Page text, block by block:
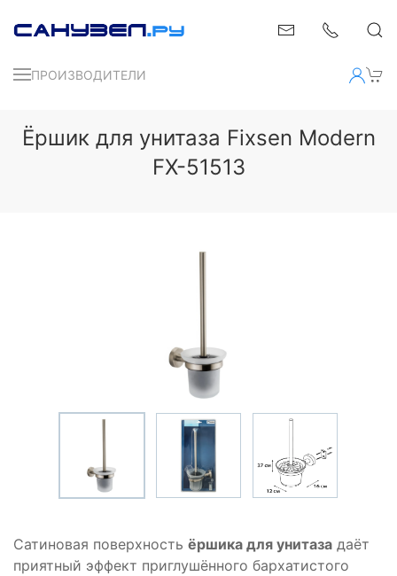
ПРОИЗВОДИТЕЛИ
Ёршик для унитаза Fixsen Modern
FX-51513
Сатиновая поверхность ёршика для унитаза даёт
приятный эффект приглушённого бархатистого